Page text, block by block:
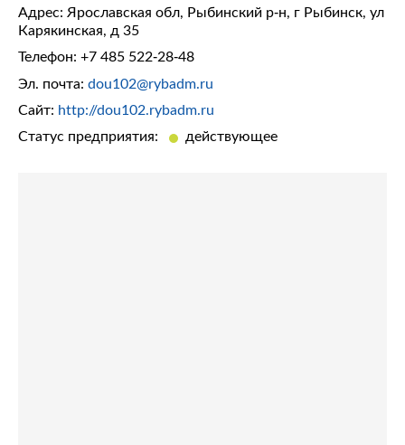
Адрес: Ярославская обл, Рыбинский р-н, г Рыбинск, ул
Карякинская, д 35
Телефон: +7 485 522-28-48
Эл. почта: dou102@rybadm.ru
Сайт: http://dou102.rybadm.ru
Статус предприятия:
действующее